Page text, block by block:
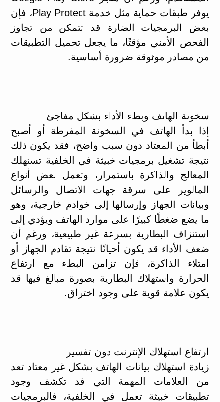
يوفر طبقات حماية مثل خدمة Play Protect، فإن
بعض البرمجيات الضارة قد تتمكن من تجاوز
الفحص الأمني مؤقتًا، ما يجعل تحميل التطبيقات
من مصادر موثوقة ضرورة أساسية.
سخونة الهاتف وبطء الأداء بشكل مفاجئ
إذا بدأ الهاتف في السخونة المفرطة أو أصبح
أبطأ من المعتاد دون سبب واضح، فقد يكون ذلك
نتيجة تشغيل برمجيات خبيثة في الخلفية تستهلك
المعالج والذاكرة باستمرار، وتعمل بعض أنواع
المالوير على سرقة جهات الاتصال والرسائل
وبيانات الجهاز وإرسالها إلى خوادم خارجية، وهو
ما يضع ضغطًا كبيرًا على موارد الهاتف ويؤدي إلى
استنزاف البطارية بسرعة غير طبيعية، ورغم أن
ضعف الأداء قد يكون أحيانًا نتيجة تقادم الجهاز أو
امتلاء الذاكرة، فإن تزامن البطء مع ارتفاع
الحرارة واستهلاك البطارية بصورة مبالغ فيها قد
يكون علامة قوية على وجود اختراق.
ارتفاع استهلاك الإنترنت دون تفسير
زيادة استهلاك بيانات الهاتف بشكل غير معتاد تعد
من العلامات المهمة التي قد تكشف وجود
تطبيقات خبيثة تعمل في الخلفية، فالبرمجيات